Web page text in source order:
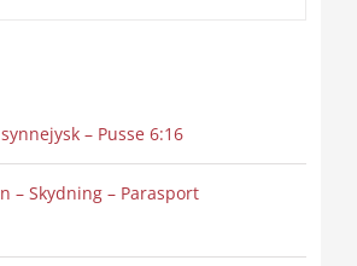
– Pusse 6:16
– Skydning – Parasport